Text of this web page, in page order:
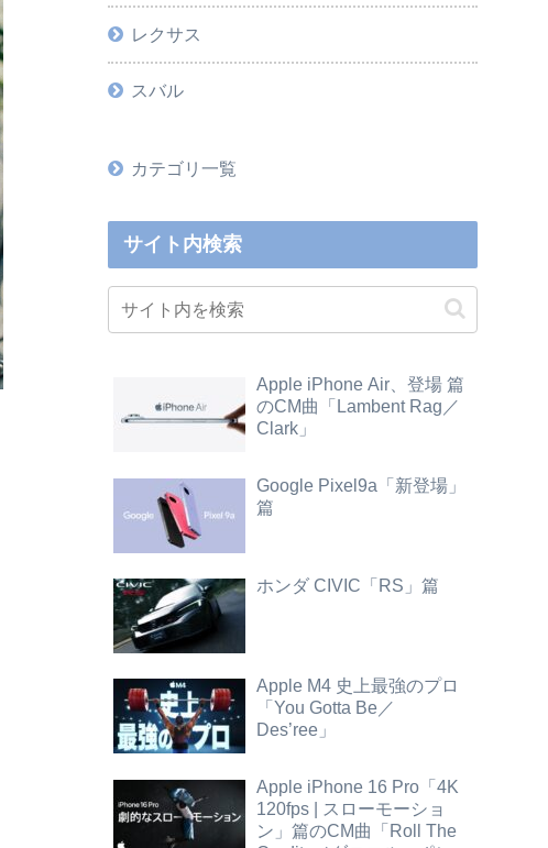
レクサス
スバル
カテゴリ一覧
サイト内検索
Apple iPhone Air、登場 篇
のCM曲「Lambent Rag／
Clark」
Google Pixel9a「新登場」
篇
ホンダ CIVIC「RS」篇
Apple M4 史上最強のプロ
「You Gotta Be／
Des’ree」
Apple iPhone 16 Pro「4K
120fps | スローモーショ
ン」篇のCM曲「Roll The